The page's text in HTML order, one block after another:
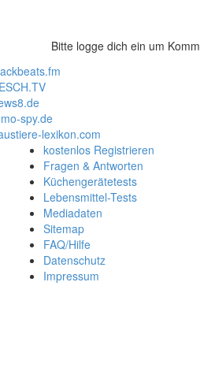
Bitte logge dich ein um
spy.de
lexikon.com
kostenlos Registrieren
Fragen & Antworten
Küchengerätetests
Lebensmittel-Tests
Mediadaten
Sitemap
FAQ/Hilfe
Datenschutz
Impressum